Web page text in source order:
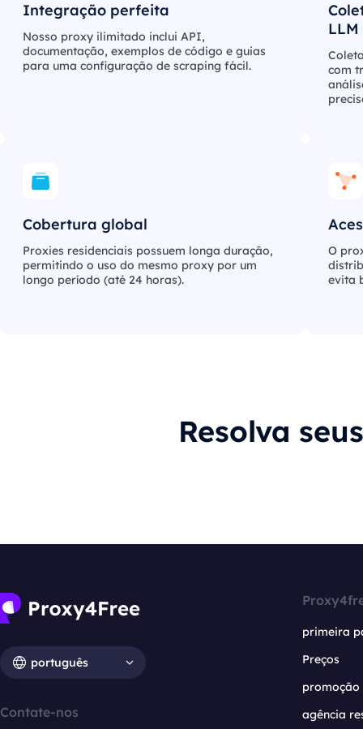
Integração perfeita
Nosso proxy ilimitado inclui API,
documentação, exemplos de código e guias
para uma configuração de scraping fácil.
LLM
com
Cobertura global
Proxies residenciais possuem longa duração,
permitindo o uso do mesmo proxy por um
longo período (até 24 horas).
O
evita
Resolva
português
Contate-nos
primeira
Preços
promoção
agência